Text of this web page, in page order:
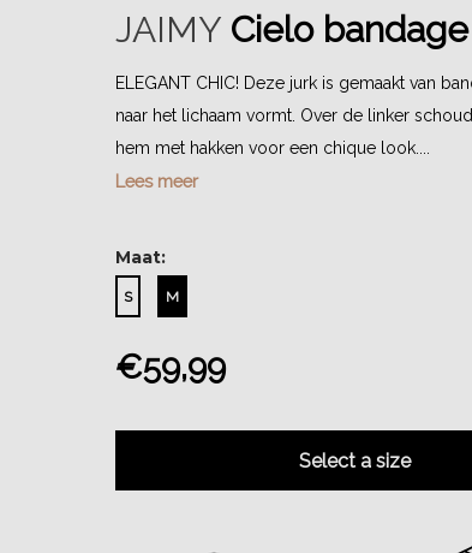
JAIMY Cielo
ELEGANT CHIC! Deze jurk is gemaakt van
naar het lichaam vormt. Over de linker
hem met hakken voor een chique look....
Lees meer
Maat:
S M
€59,99
Select a size